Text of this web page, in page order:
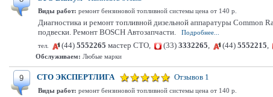
Виды работ: ремонт бензиновой топливной системы цена от 140 р.
Диагностика и ремонт топливной дизельной аппаратуры Common
подвески. Ремонт BOSCH Автозапчасти.
Подробнее...
тел.
(44) 5552265 мастер СТО, (33) 3332265, (44) 5552215,
Обслуживаем: Любые марки
9 СТО ЭКСПЕРТЛИГА Отзывов 1
Виды работ: ремонт бензиновой топливной системы цена от 140 р.